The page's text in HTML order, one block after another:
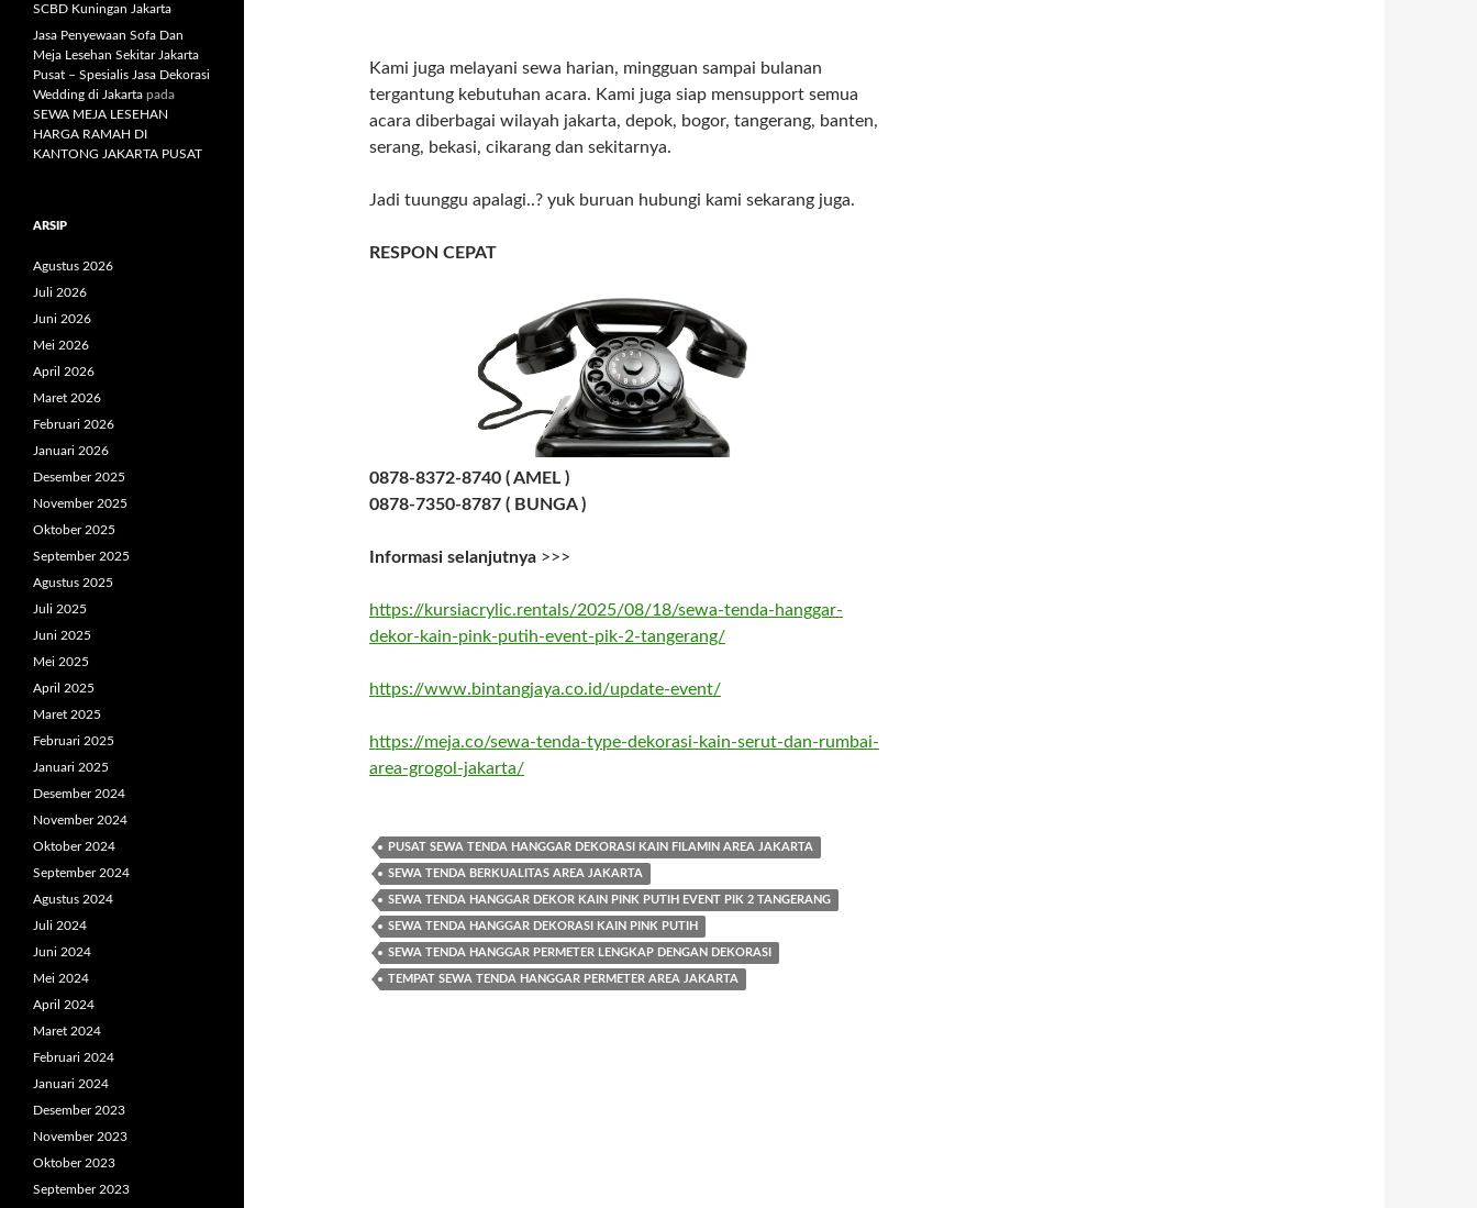
Kami juga melayani sewa harian, mingguan sampai bulanan
tergantung kebutuhan acara. Kami juga siap mensupport semua
acara diberbagai wilayah jakarta, depok, bogor, tangerang, banten,
serang, bekasi, cikarang dan sekitarnya.
Jadi tuunggu apalagi..? yuk buruan hubungi kami sekarang juga.
RESPON CEPAT
0878-8372-8740 ( AMEL )
0878-7350-8787 ( BUNGA )
Informasi selanjutnya >>>
https://kursiacrylic.rentals/2025/08/18/sewa-tenda-hanggar-
dekor-kain-pink-putih-event-pik-2-tangerang/
https://www.bintangjaya.co.id/update-event/
https://meja.co/sewa-tenda-type-dekorasi-kain-serut-dan-rumbai-
area-grogol-jakarta/
PUSAT SEWA TENDA HANGGAR DEKORASI KAIN FILAMIN AREA JAKARTA
SEWA TENDA BERKUALITAS AREA JAKARTA
SEWA TENDA HANGGAR DEKOR KAIN PINK PUTIH EVENT PIK 2 TANGERANG
SEWA TENDA HANGGAR DEKORASI KAIN PINK PUTIH
SEWA TENDA HANGGAR PERMETER LENGKAP DENGAN DEKORASI
TEMPAT SEWA TENDA HANGGAR PERMETER AREA JAKARTA
SCBD Kuningan Jakarta
Jasa Penyewaan Sofa Dan
Meja Lesehan Sekitar Jakarta
Pusat – Spesialis Jasa Dekorasi
Wedding di Jakarta pada
SEWA MEJA LESEHAN
HARGA RAMAH DI
KANTONG JAKARTA PUSAT
ARSIP
Agustus 2026
Juli 2026
Juni 2026
Mei 2026
April 2026
Maret 2026
Februari 2026
Januari 2026
Desember 2025
November 2025
Oktober 2025
September 2025
Agustus 2025
Juli 2025
Juni 2025
Mei 2025
April 2025
Maret 2025
Februari 2025
Januari 2025
Desember 2024
November 2024
Oktober 2024
September 2024
Agustus 2024
Juli 2024
Juni 2024
Mei 2024
April 2024
Maret 2024
Februari 2024
Januari 2024
Desember 2023
November 2023
Oktober 2023
September 2023